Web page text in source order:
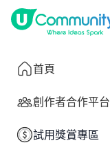
首頁
創作者合作平台
試用獎賞專區